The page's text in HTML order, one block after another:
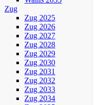
Zug
Zug 2025
Zug 2026
Zug 2027
Zug 2028
Zug 2029
Zug 2030
Zug 2031
Zug 2032
Zug 2033
Zug 2034